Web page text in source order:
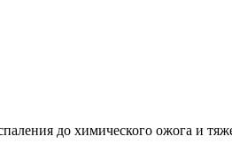
до химического ожога и